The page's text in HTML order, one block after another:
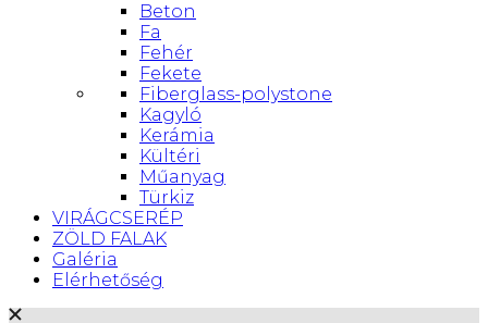
Beton
Fa
Fehér
Fekete
Fiberglass-polystone
Kagyló
Kerámia
Kültéri
Műanyag
Türkiz
VIRÁGCSERÉP
ZÖLD FALAK
Galéria
Elérhetőség